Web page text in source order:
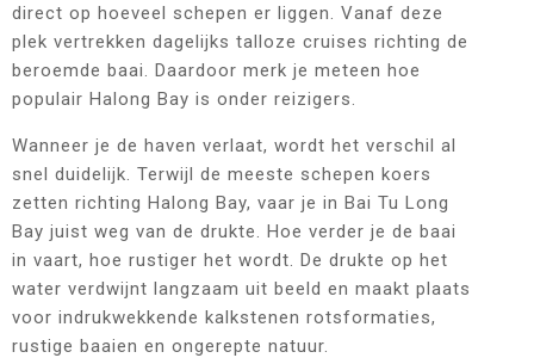
direct op hoeveel schepen er liggen. Vanaf deze
plek vertrekken dagelijks talloze cruises richting de
beroemde baai. Daardoor merk je meteen hoe
populair Halong Bay is onder reizigers.
Wanneer je de haven verlaat, wordt het verschil al
snel duidelijk. Terwijl de meeste schepen koers
zetten richting Halong Bay, vaar je in Bai Tu Long
Bay juist weg van de drukte. Hoe verder je de baai
in vaart, hoe rustiger het wordt. De drukte op het
water verdwijnt langzaam uit beeld en maakt plaats
voor indrukwekkende kalkstenen rotsformaties,
rustige baaien en ongerepte natuur.